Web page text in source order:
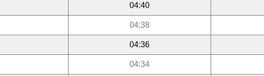
04:40
04:38
04:36
04:34